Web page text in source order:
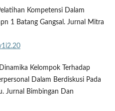
Kompetensi Dalam
1 Batang Gangsal. Jurnal Mitra
Kelompok Terhadap
Dalam Berdiskusi Pada
Jurnal Bimbingan Dan